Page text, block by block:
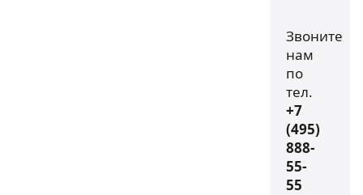
Звоните
нам
по
тел.
+7
(495)
888-
55-
55